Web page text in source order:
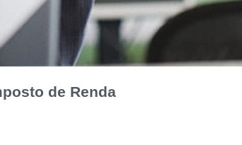
de Renda